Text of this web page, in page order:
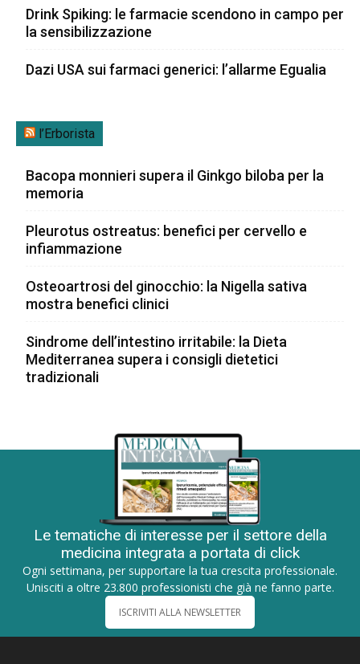
Drink Spiking: le farmacie scendono in campo per
la sensibilizzazione
Dazi USA sui farmaci generici: l’allarme Egualia
l’Erborista
Bacopa monnieri supera il Ginkgo biloba per la
memoria
Pleurotus ostreatus: benefici per cervello e
infiammazione
Osteoartrosi del ginocchio: la Nigella sativa
mostra benefici clinici
Sindrome dell’intestino irritabile: la Dieta
Mediterranea supera i consigli dietetici
tradizionali
Le tematiche di interesse per il settore della
medicina integrata a portata di click
Ogni settimana, per supportare la tua crescita professionale.
Unisciti a oltre 23.800 professionisti che già ne fanno parte.
ISCRIVITI ALLA NEWSLETTER